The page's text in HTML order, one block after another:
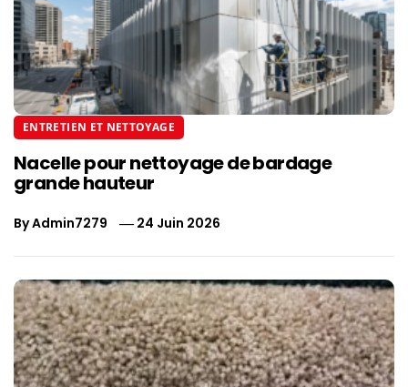
ENTRETIEN ET NETTOYAGE
Nacelle pour nettoyage de bardage
grande hauteur
ByAdmin7279 24 Juin 2026